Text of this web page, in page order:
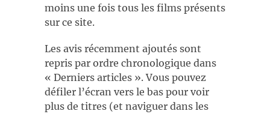
moins une fois tous les films présents
sur ce site.
Les avis récemment ajoutés sont
repris par ordre chronologique dans
« Derniers articles ». Vous pouvez
défiler l’écran vers le bas pour voir
plus de titres (et naviguer dans les